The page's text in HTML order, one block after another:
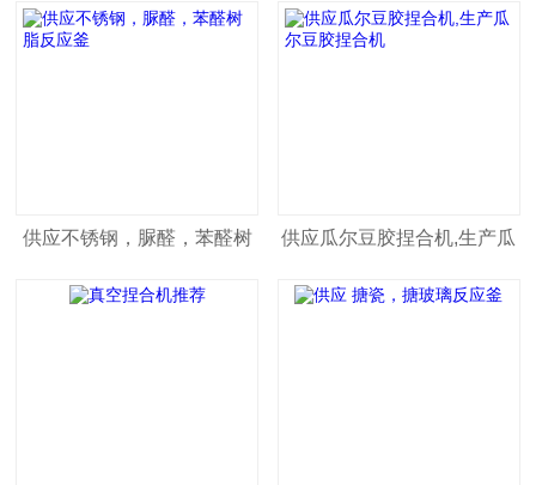
供应不锈钢，脲醛，苯醛树
脂反应釜
供应瓜尔豆胶捏合机,生产瓜
尔豆胶捏合机